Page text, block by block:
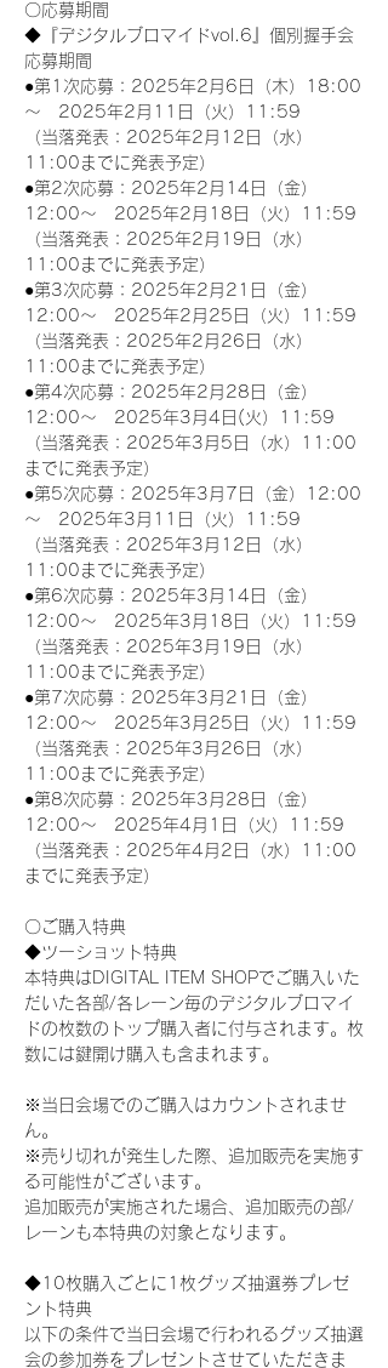
〇応募期間
◆『デジタルブロマイドvol.6』個別握手会
応募期間
●第1次応募：2025年2月6日（木）18:00
～　2025年2月11日（火）11:59
（当落発表：2025年2月12日（水）
11:00までに発表予定）
●第2次応募：2025年2月14日（金）
12:00～　2025年2月18日（火）11:59
（当落発表：2025年2月19日（水）
11:00までに発表予定）
●第3次応募：2025年2月21日（金）
12:00～　2025年2月25日（火）11:59
（当落発表：2025年2月26日（水）
11:00までに発表予定）
●第4次応募：2025年2月28日（金）
12:00～　2025年3月4日(火）11:59
（当落発表：2025年3月5日（水）11:00
までに発表予定）
●第5次応募：2025年3月7日（金）12:00
～　2025年3月11日（火）11:59
（当落発表：2025年3月12日（水）
11:00までに発表予定）
●第6次応募：2025年3月14日（金）
12:00～　2025年3月18日（火）11:59
（当落発表：2025年3月19日（水）
11:00までに発表予定）
●第7次応募：2025年3月21日（金）
12:00～　2025年3月25日（火）11:59
（当落発表：2025年3月26日（水）
11:00までに発表予定）
●第8次応募：2025年3月28日（金）
12:00～　2025年4月1日（火）11:59
（当落発表：2025年4月2日（水）11:00
までに発表予定）
〇ご購入特典
◆ツーショット特典
本特典はDIGITAL ITEM SHOPでご購入いた
だいた各部/各レーン毎のデジタルブロマイ
ドの枚数のトップ購入者に付与されます。枚
数には鍵開け購入も含まれます。
※当日会場でのご購入はカウントされませ
ん。
※売り切れが発生した際、追加販売を実施す
る可能性がございます。
追加販売が実施された場合、追加販売の部/
レーンも本特典の対象となります。
◆10枚購入ごとに1枚グッズ抽選券プレゼ
ント特典
以下の条件で当日会場で行われるグッズ抽選
会の参加券をプレゼントさせていただきま